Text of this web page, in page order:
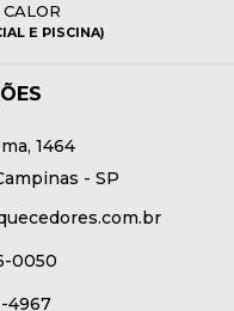
E PISCINA)
1464
- SP
0050
4967